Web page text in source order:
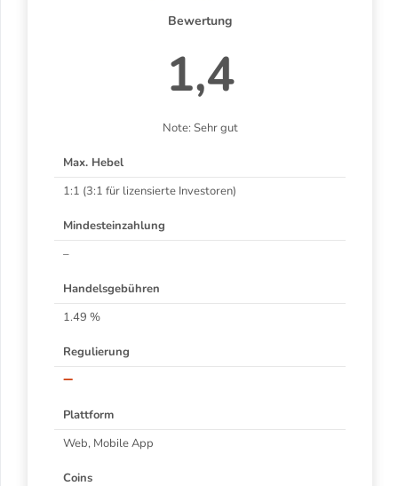
Bewertung
1,4
Note: Sehr gut
Max. Hebel
1:1 (3:1 für lizensierte Investoren)
Mindesteinzahlung
–
Handelsgebühren
1.49 %
Regulierung
–
Plattform
Web, Mobile App
Coins